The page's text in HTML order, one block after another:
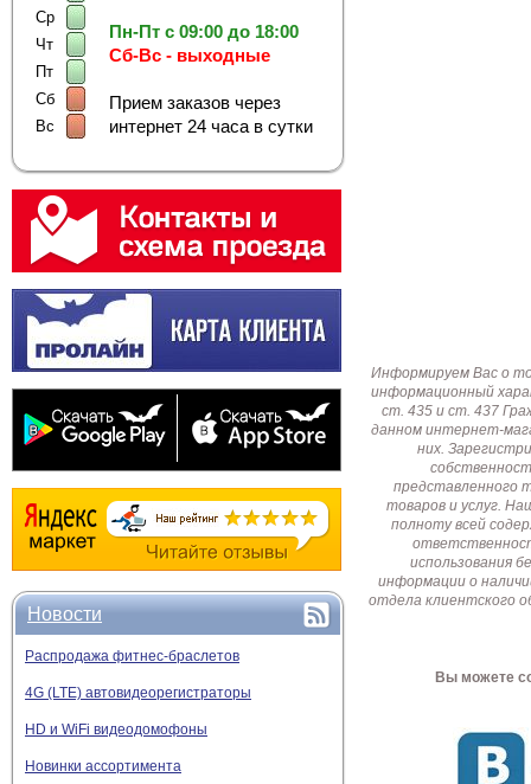
Ср
Чт
Пт
Сб
Вс
Пн-Пт с 09:00 до 18:00
Сб-Вс - выходные
Прием заказов через
интернет 24 часа в сутки
Новости
Распродажа фитнес-браслетов
4G (LTE) автовидеорегистраторы
HD и WiFi видеодомофоны
Новинки ассортимента
Информируем Вас о
информационный
ст. 435 и ст. 437
данном интернет-
них.
представленного
товаров и услуг.
полноту всей
использования
информации о
отдела клиентского
Вы можете